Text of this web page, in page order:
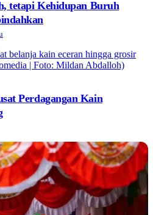
tetapi Kehidupan Buruh
Perdagangan Kain